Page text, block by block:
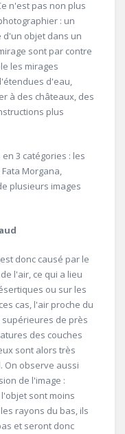
n'est pas non plus
: un
d'un objet dans un
sont par contre
les mirages
d'eau,
à des châteaux, des
plus
3 catégories : les
Morgana,
plusieurs images
donc causé par le
l'air, ce qui a lieu
ou sur les
cas, l'air proche du
de près
des couches
sont alors très
On observe aussi
de l'image :
sont moins
rayons du bas, ils
et seront donc